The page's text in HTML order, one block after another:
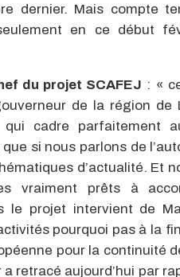
dernier. Mais compte
en ce début
du projet SCAFEJ : «
de la région de
qui cadre parfaitement
si nous parlons de
d’actualité. Et
vraiment prêts à
le projet intervient de
pourquoi pas à la
pour la continuité
retracé aujourd’hui par